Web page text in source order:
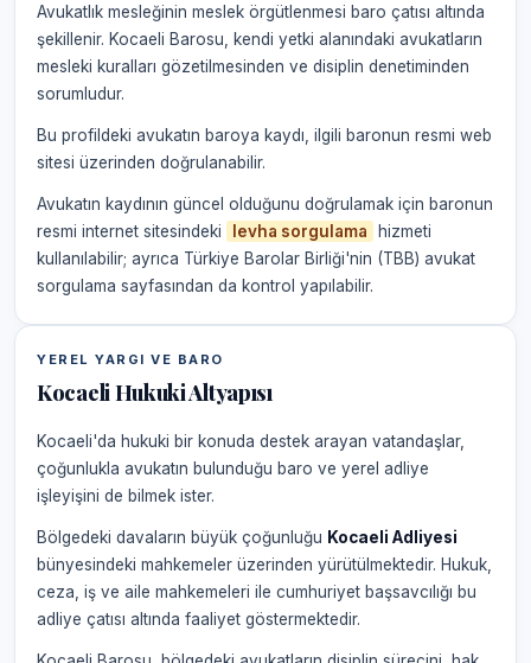
Avukatlık mesleğinin meslek örgütlenmesi baro çatısı altında
şekillenir. Kocaeli Barosu, kendi yetki alanındaki avukatların
mesleki kuralları gözetilmesinden ve disiplin denetiminden
sorumludur.
Bu profildeki avukatın baroya kaydı, ilgili baronun resmi web
sitesi üzerinden doğrulanabilir.
Avukatın kaydının güncel olduğunu doğrulamak için baronun
resmi internet sitesindeki
levha sorgulama
hizmeti
kullanılabilir; ayrıca Türkiye Barolar Birliği'nin (TBB) avukat
sorgulama sayfasından da kontrol yapılabilir.
YEREL YARGI VE BARO
Kocaeli Hukuki Altyapısı
Kocaeli'da hukuki bir konuda destek arayan vatandaşlar,
çoğunlukla avukatın bulunduğu baro ve yerel adliye
işleyişini de bilmek ister.
Bölgedeki davaların büyük çoğunluğu Kocaeli Adliyesi
bünyesindeki mahkemeler üzerinden yürütülmektedir. Hukuk,
ceza, iş ve aile mahkemeleri ile cumhuriyet başsavcılığı bu
adliye çatısı altında faaliyet göstermektedir.